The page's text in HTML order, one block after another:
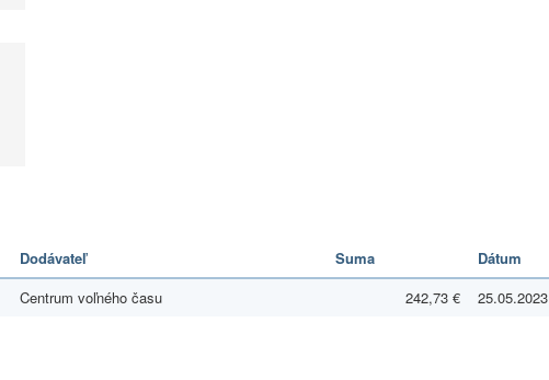
Dodávateľ Suma Dátum
Centrum voľného času 242,73 € 25.05.2023